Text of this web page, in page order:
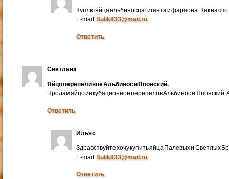
Куплю яйца альбиносца гиганта и фараона. Как на
E-mail:Sulik833@mail.ru
Ответить
Светлана
Яйцо перепелиное Альбинос и Японский.
Продам яйцо инкубационное перепелов Альбинос и
Ответить
Ильяс
Здравствуйте хочу купить яйца Палевых и Светлых
E-mail:Sulik833@mail.ru
Ответить